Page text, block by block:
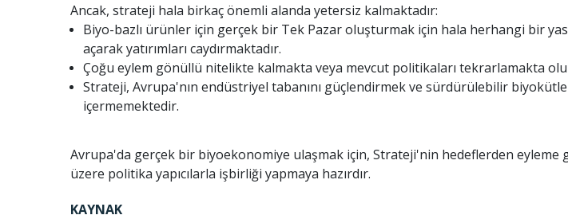
Ancak, strateji hala birkaç önemli alanda yetersiz kalmaktadır:
Biyo-bazlı ürünler için gerçek bir Tek Pazar oluşturmak için hala herhangi bir
açarak yatırımları caydırmaktadır.
Çoğu eylem gönüllü nitelikte kalmakta veya mevcut politikaları tekrarlamakta
Strateji, Avrupa'nın endüstriyel tabanını güçlendirmek ve sürdürülebilir biyokütle
içermemektedir.
Avrupa'da gerçek bir biyoekonomiye ulaşmak için, Strateji'nin hedeflerden
üzere politika yapıcılarla işbirliği yapmaya hazırdır.
KAYNAK